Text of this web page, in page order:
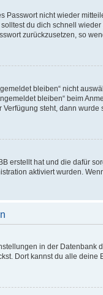
Passwort nicht wieder
du dich schnell wieder
zurückzusetzen, so
bleiben“ nicht
bleiben“ beim
steht, dann
erstellt hat und die dafür
aktiviert wurden.
in der Datenbank
Dort kannst du alle deine